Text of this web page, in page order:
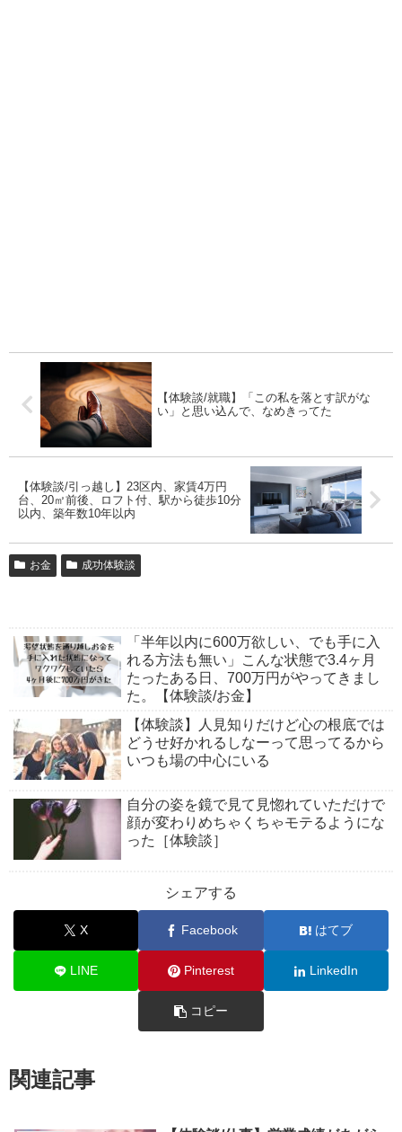
【体験談/就職】「この私を落とす訳がな
い」と思い込んで、なめきってた
【体験談/引っ越し】23区内、家賃4万円
台、20㎡前後、ロフト付、駅から徒歩10分
以内、築年数10年以内
お金 成功体験談
「半年以内に600万欲しい、でも手に入
れる方法も無い」こんな状態で3.4ヶ月
たったある日、700万円がやってきまし
た。【体験談/お金】
【体験談】人見知りだけど心の根底では
どうせ好かれるしなーって思ってるから
いつも場の中心にいる
自分の姿を鏡で見て見惚れていただけで
顔が変わりめちゃくちゃモテるようにな
った［体験談］
シェアする
X Facebook はてブ
LINE Pinterest LinkedIn
コピー
関連記事